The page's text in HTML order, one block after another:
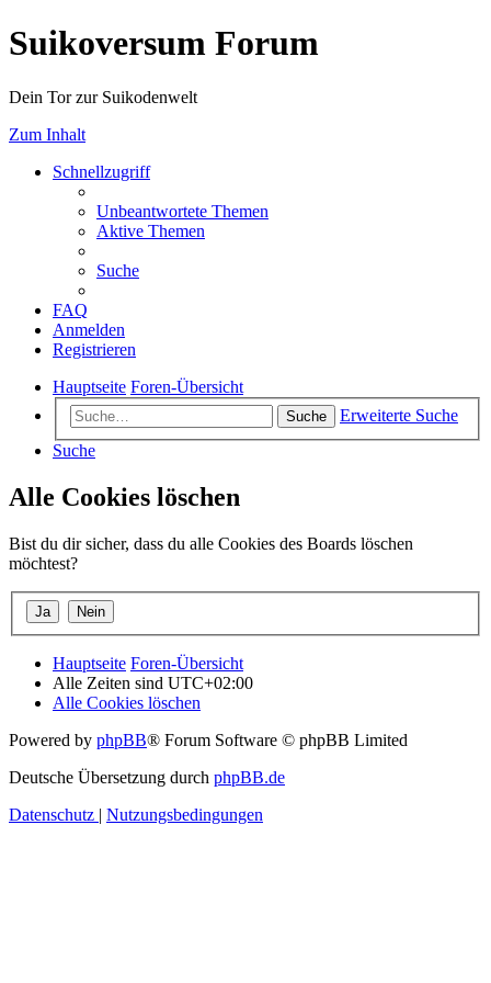
Suikoversum Forum
Dein Tor zur Suikodenwelt
Zum Inhalt
Schnellzugriff
Unbeantwortete Themen
Aktive Themen
Suche
FAQ
Anmelden
Registrieren
Hauptseite Foren-Übersicht
Suche
Erweiterte Suche
Suche
Alle Cookies löschen
Bist du dir sicher, dass du alle Cookies des Boards löschen
möchtest?
Hauptseite Foren-Übersicht
Alle Zeiten sind UTC+02:00
Alle Cookies löschen
Powered by phpBB® Forum Software © phpBB Limited
Deutsche Übersetzung durch phpBB.de
Datenschutz | Nutzungsbedingungen